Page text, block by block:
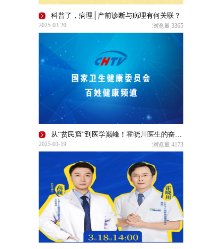
科普了，病理│产前诊断与病理有何关联？
2025-03-20 浏览量 3365
从“贫民窟”到医学巅峰！霍晓川医生的奋斗传奇|了不起的自己
2025-03-19 浏览量 4173